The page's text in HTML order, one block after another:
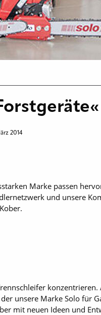
2014
Marke passen
und unsere
konzentrieren.
unsere Marke Solo für
mit neuen Ideen und